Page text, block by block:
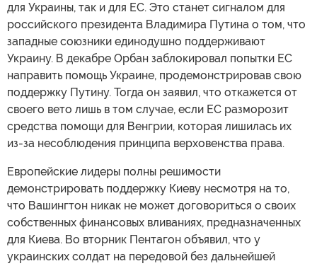
для Украины, так и для ЕС. Это станет сигналом для
российского президента Владимира Путина о том, что
западные союзники единодушно поддерживают
Украину. В декабре Орбан заблокировал попытки ЕС
направить помощь Украине, продемонстрировав свою
поддержку Путину. Тогда он заявил, что откажется от
своего вето лишь в том случае, если ЕС разморозит
средства помощи для Венгрии, которая лишилась их
из-за несоблюдения принципа верховенства права.
Европейские лидеры полны решимости
демонстрировать поддержку Киеву несмотря на то,
что Вашингтон никак не может договориться о своих
собственных финансовых вливаниях, предназначенных
для Киева. Во вторник Пентагон объявил, что у
украинских солдат на передовой без дальнейшей